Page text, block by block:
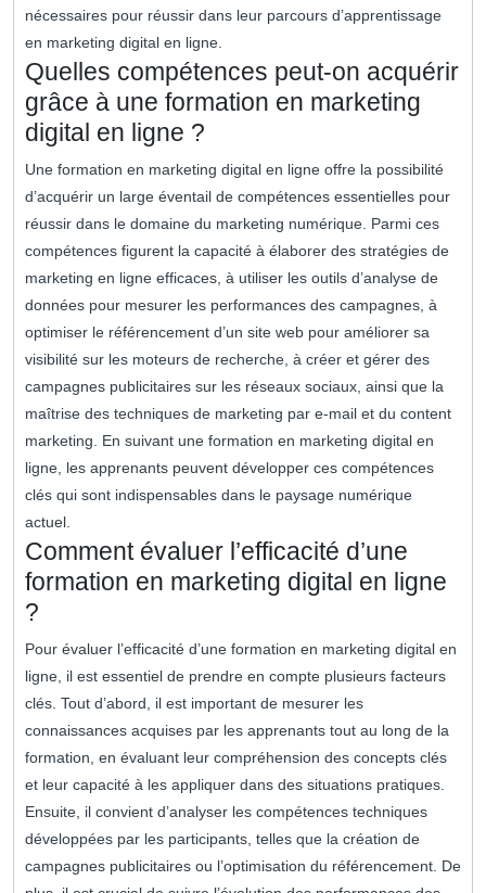
nécessaires pour réussir dans leur parcours d’apprentissage
en marketing digital en ligne.
Quelles compétences peut-on acquérir
grâce à une formation en marketing
digital en ligne ?
Une formation en marketing digital en ligne offre la possibilité
d’acquérir un large éventail de compétences essentielles pour
réussir dans le domaine du marketing numérique. Parmi ces
compétences figurent la capacité à élaborer des stratégies de
marketing en ligne efficaces, à utiliser les outils d’analyse de
données pour mesurer les performances des campagnes, à
optimiser le référencement d’un site web pour améliorer sa
visibilité sur les moteurs de recherche, à créer et gérer des
campagnes publicitaires sur les réseaux sociaux, ainsi que la
maîtrise des techniques de marketing par e-mail et du content
marketing. En suivant une formation en marketing digital en
ligne, les apprenants peuvent développer ces compétences
clés qui sont indispensables dans le paysage numérique
actuel.
Comment évaluer l’efficacité d’une
formation en marketing digital en ligne
?
Pour évaluer l’efficacité d’une formation en marketing digital en
ligne, il est essentiel de prendre en compte plusieurs facteurs
clés. Tout d’abord, il est important de mesurer les
connaissances acquises par les apprenants tout au long de la
formation, en évaluant leur compréhension des concepts clés
et leur capacité à les appliquer dans des situations pratiques.
Ensuite, il convient d’analyser les compétences techniques
développées par les participants, telles que la création de
campagnes publicitaires ou l’optimisation du référencement. De